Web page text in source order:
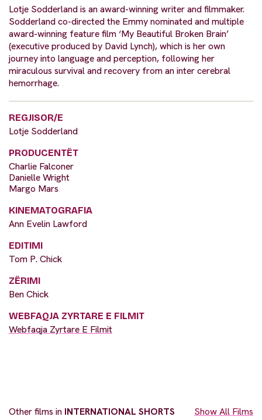
Lotje Sodderland is an award-winning writer and filmmaker.
Sodderland co-directed the Emmy nominated and multiple
award-winning feature film ‘My Beautiful Broken Brain’
(executive produced by David Lynch), which is her own
journey into language and perception, following her
miraculous survival and recovery from an inter cerebral
hemorrhage.
REGJISOR/E
Lotje Sodderland
PRODUCENTËT
Charlie Falconer
Danielle Wright
Margo Mars
KINEMATOGRAFIA
Ann Evelin Lawford
EDITIMI
Tom P. Chick
ZËRIMI
Ben Chick
WEBFAQJA ZYRTARE E FILMIT
Webfaqja Zyrtare E Filmit
Other films in INTERNATIONAL SHORTS Show All Films